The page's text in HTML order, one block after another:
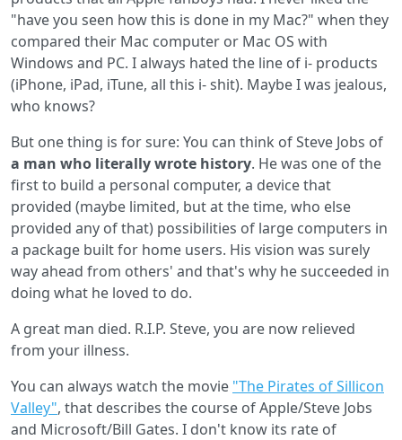
"have you seen how this is done in my Mac?" when they
compared their Mac computer or Mac OS with
Windows and PC. I always hated the line of i- products
(iPhone, iPad, iTune, all this i- shit). Maybe I was jealous,
who knows?
But one thing is for sure: You can think of Steve Jobs of
a man who literally wrote history. He was one of the
first to build a personal computer, a device that
provided (maybe limited, but at the time, who else
provided any of that) possibilities of large computers in
a package built for home users. His vision was surely
way ahead from others' and that's why he succeeded in
doing what he loved to do.
A great man died. R.I.P. Steve, you are now relieved
from your illness.
You can always watch the movie "The Pirates of Sillicon
Valley", that describes the course of Apple/Steve Jobs
and Microsoft/Bill Gates. I don't know its rate of